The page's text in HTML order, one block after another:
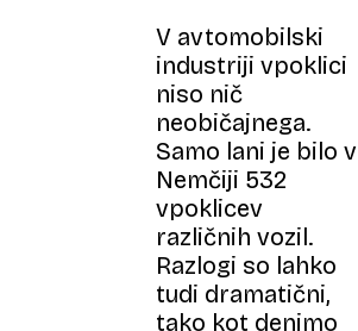
V avtomobilski
industriji vpoklici
niso nič
neobičajnega.
Samo lani je bilo v
Nemčiji 532
vpoklicev
različnih vozil.
Razlogi so lahko
tudi dramatični,
tako kot denimo